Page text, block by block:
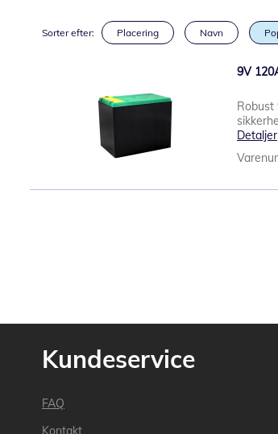
Sorter efter: Placering Navn
9V
Robust
Detaljer
Kundeservice
FAQ
Kontakt